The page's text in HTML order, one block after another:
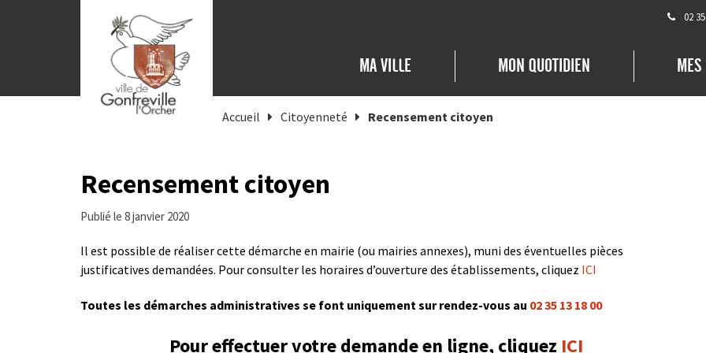
02
MA VILLE MON QUOTIDIEN
Accueil Citoyenneté Recensement citoyen
Recensement citoyen
Publié le 8 janvier 2020
Il est possible de réaliser cette démarche en mairie (ou mairies annexes), muni des éventuelles pièces
justificatives demandées. Pour consulter les horaires d’ouverture des établissements, cliquez ICI
Toutes les démarches administratives se font uniquement sur rendez-vous au 02 35 13 18 00
Pour effectuer votre demande en ligne, cliquez ICI